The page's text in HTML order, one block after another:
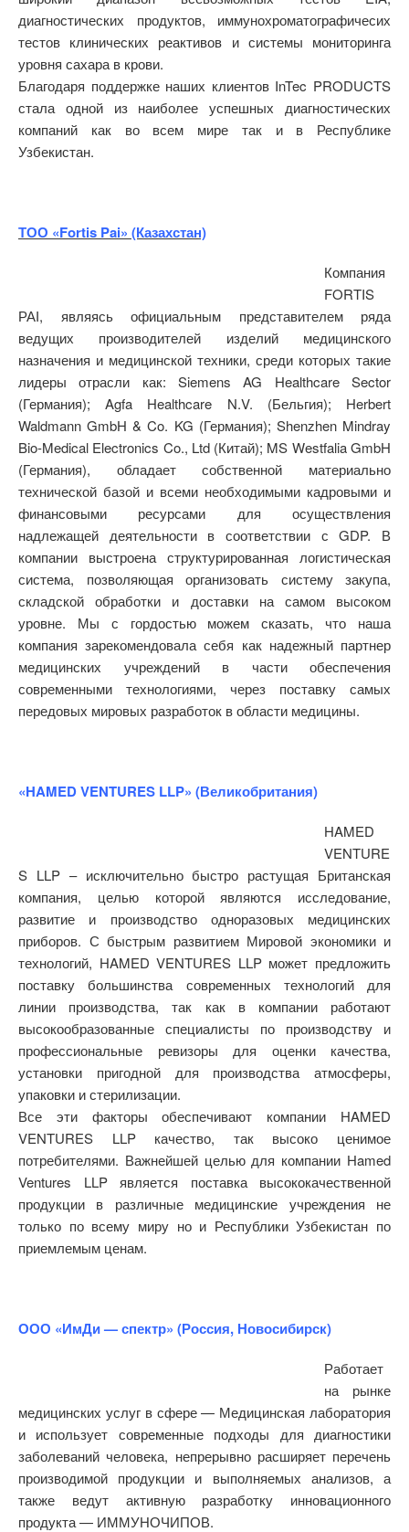
диагностических продуктов, иммунохроматографичесих
тестов клинических реактивов и системы мониторинга
уровня сахара в крови.
Благодаря поддержке наших клиентов InTec PRODUCTS
стала одной из наиболее успешных диагностических
компаний как во всем мире так и в Республике
Узбекистан.
ТОО «Fortis Pai» (Казахстан)
Компания
FORTIS
РАІ, являясь официальным представителем ряда
ведущих производителей изделий медицинского
назначения и медицинской техники, среди которых такие
лидеры отрасли как: Siemens AG Healthcare Sector
(Германия); Agfa Healthcare N.V. (Бельгия); Herbert
Waldmann GmbH & Co. KG (Германия); Shenzhen Mindray
Bio-Medical Electronics Co., Ltd (Китай); MS Westfalia GmbH
(Германия), обладает собственной материально
технической базой и всеми необходимыми кадровыми и
финансовыми ресурсами для осуществления
надлежащей деятельности в соответствии с GDP. В
компании выстроена структурированная логистическая
система, позволяющая организовать систему закупа,
складской обработки и доставки на самом высоком
уровне. Мы с гордостью можем сказать, что наша
компания зарекомендовала себя как надежный партнер
медицинских учреждений в части обеспечения
современными технологиями, через поставку самых
передовых мировых разработок в области медицины.
«HAMED VENTURES LLP» (Великобритания)
HAMED
VENTURE
S LLP – исключительно быстро растущая Британская
компания, целью которой являются исследование,
развитие и производство одноразовых медицинских
приборов. С быстрым развитием Мировой экономики и
технологий, HAMED VENTURES LLP может предложить
поставку большинства современных технологий для
линии производства, так как в компании работают
высокообразованные специалисты по производству и
профессиональные ревизоры для оценки качества,
установки пригодной для производства атмосферы,
упаковки и стерилизации.
Все эти факторы обеспечивают компании HAMED
VENTURES LLP качество, так высоко ценимое
потребителями. Важнейшей целью для компании Hamed
Ventures LLP является поставка высококачественной
продукции в различные медицинские учреждения не
только по всему миру но и Республики Узбекистан по
приемлемым ценам.
ООО «ИмДи — спектр» (Россия, Новосибирск)
Работает
на рынке
медицинских услуг в сфере — Медицинская лаборатория
и использует современные подходы для диагностики
заболеваний человека, непрерывно расширяет перечень
производимой продукции и выполняемых анализов, а
также ведут активную разработку инновационного
продукта — ИММУНОЧИПОВ.